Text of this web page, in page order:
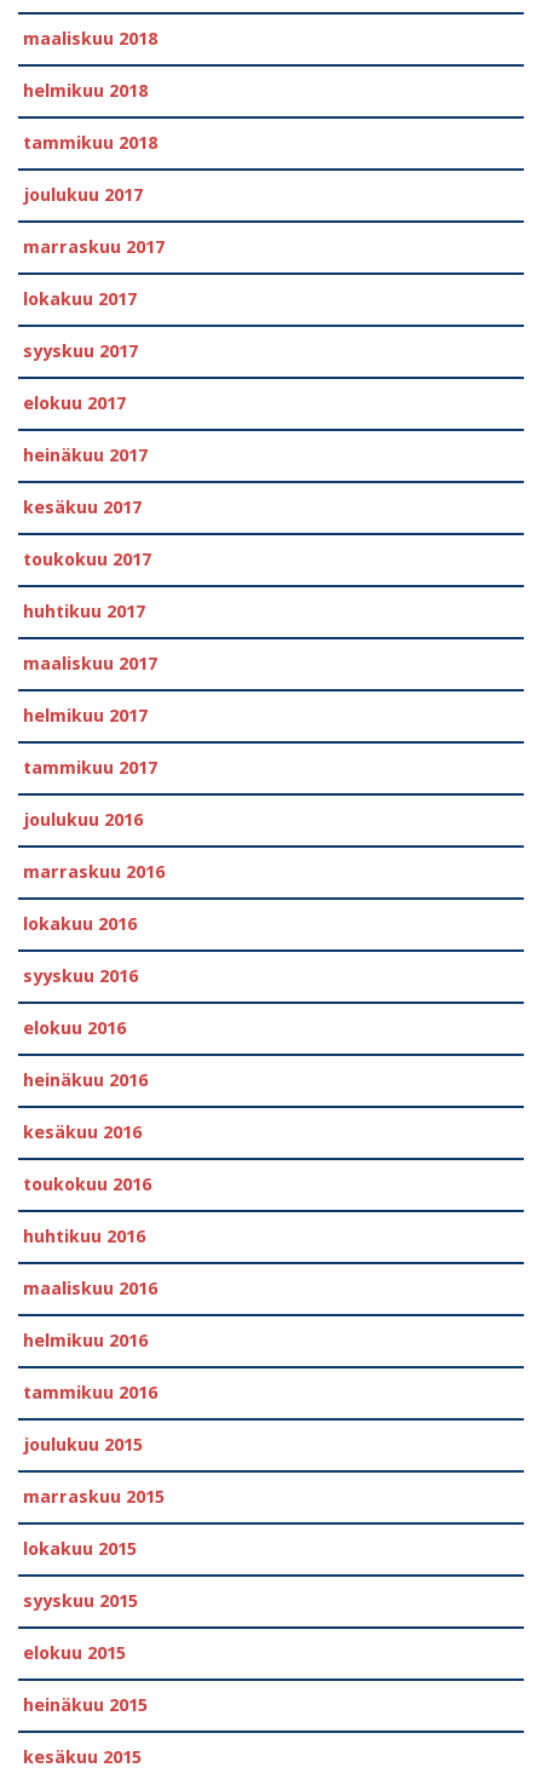
maaliskuu 2018
helmikuu 2018
tammikuu 2018
joulukuu 2017
marraskuu 2017
lokakuu 2017
syyskuu 2017
elokuu 2017
heinäkuu 2017
kesäkuu 2017
toukokuu 2017
huhtikuu 2017
maaliskuu 2017
helmikuu 2017
tammikuu 2017
joulukuu 2016
marraskuu 2016
lokakuu 2016
syyskuu 2016
elokuu 2016
heinäkuu 2016
kesäkuu 2016
toukokuu 2016
huhtikuu 2016
maaliskuu 2016
helmikuu 2016
tammikuu 2016
joulukuu 2015
marraskuu 2015
lokakuu 2015
syyskuu 2015
elokuu 2015
heinäkuu 2015
kesäkuu 2015